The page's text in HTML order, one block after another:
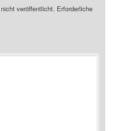
veröffentlicht. Erforderliche